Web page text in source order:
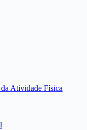
Atividade Física